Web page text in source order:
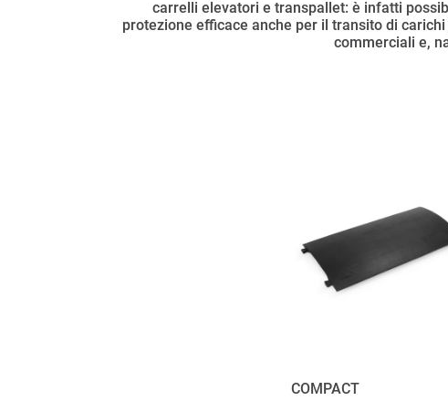
carrelli elevatori e transpallet: è infatti
protezione efficace anche per il transito di
commerciali e,
COMPACT